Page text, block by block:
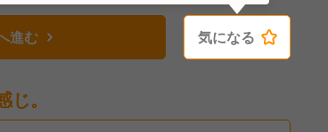
進む 気になる
。
気になる